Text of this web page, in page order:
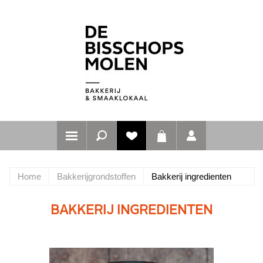
Home Bakkerijgrondstoffen Bakkerij ingredienten
BAKKERIJ INGREDIENTEN